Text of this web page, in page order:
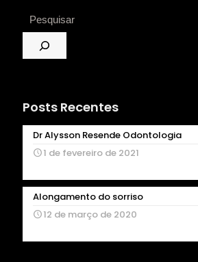
Posts Recentes
Dr Alysson Resende Odontologia
1 de fevereiro de 2021
Alongamento do sorriso
12 de março de 2020